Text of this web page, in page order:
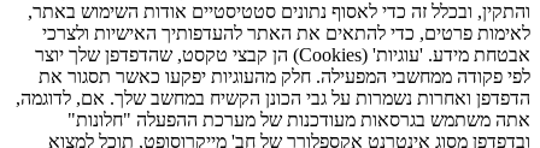
והתקין, ובכלל זה כדי לאסוף נתונים סטטיסטיים אודות השימוש באתר,
לאימות פרטים, כדי להתאים את האתר להעדפותיך האישיות ולצרכי
אבטחת מידע. 'עוגיות' (Cookies) הן קבצי טקסט, שהדפדפן שלך יוצר
לפי פקודה ממחשבי המפעילה. חלק מהעוגיות יפקעו כאשר תסגור את
הדפדפן ואחרות נשמרות על גבי הכונן הקשיח במחשב שלך. אם, לדוגמה,
אתה משתמש בגרסאות מעודכנות של מערכת ההפעלה "חלונות"
ובדפדפן מסוג אינטרנט אקספלורר של חב' מייקרוסופט, תוכל למצוא